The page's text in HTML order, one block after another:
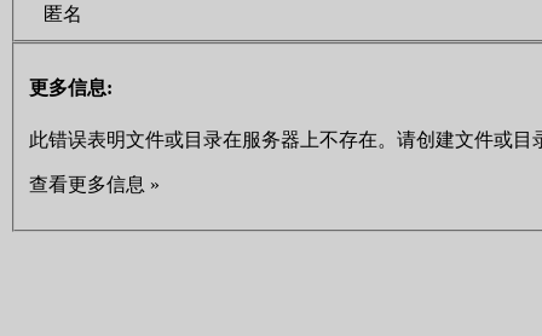
匿名
更多信息:
此错误表明文件或目录在服务器上不存在。请创建文件或目
查看更多信息 »